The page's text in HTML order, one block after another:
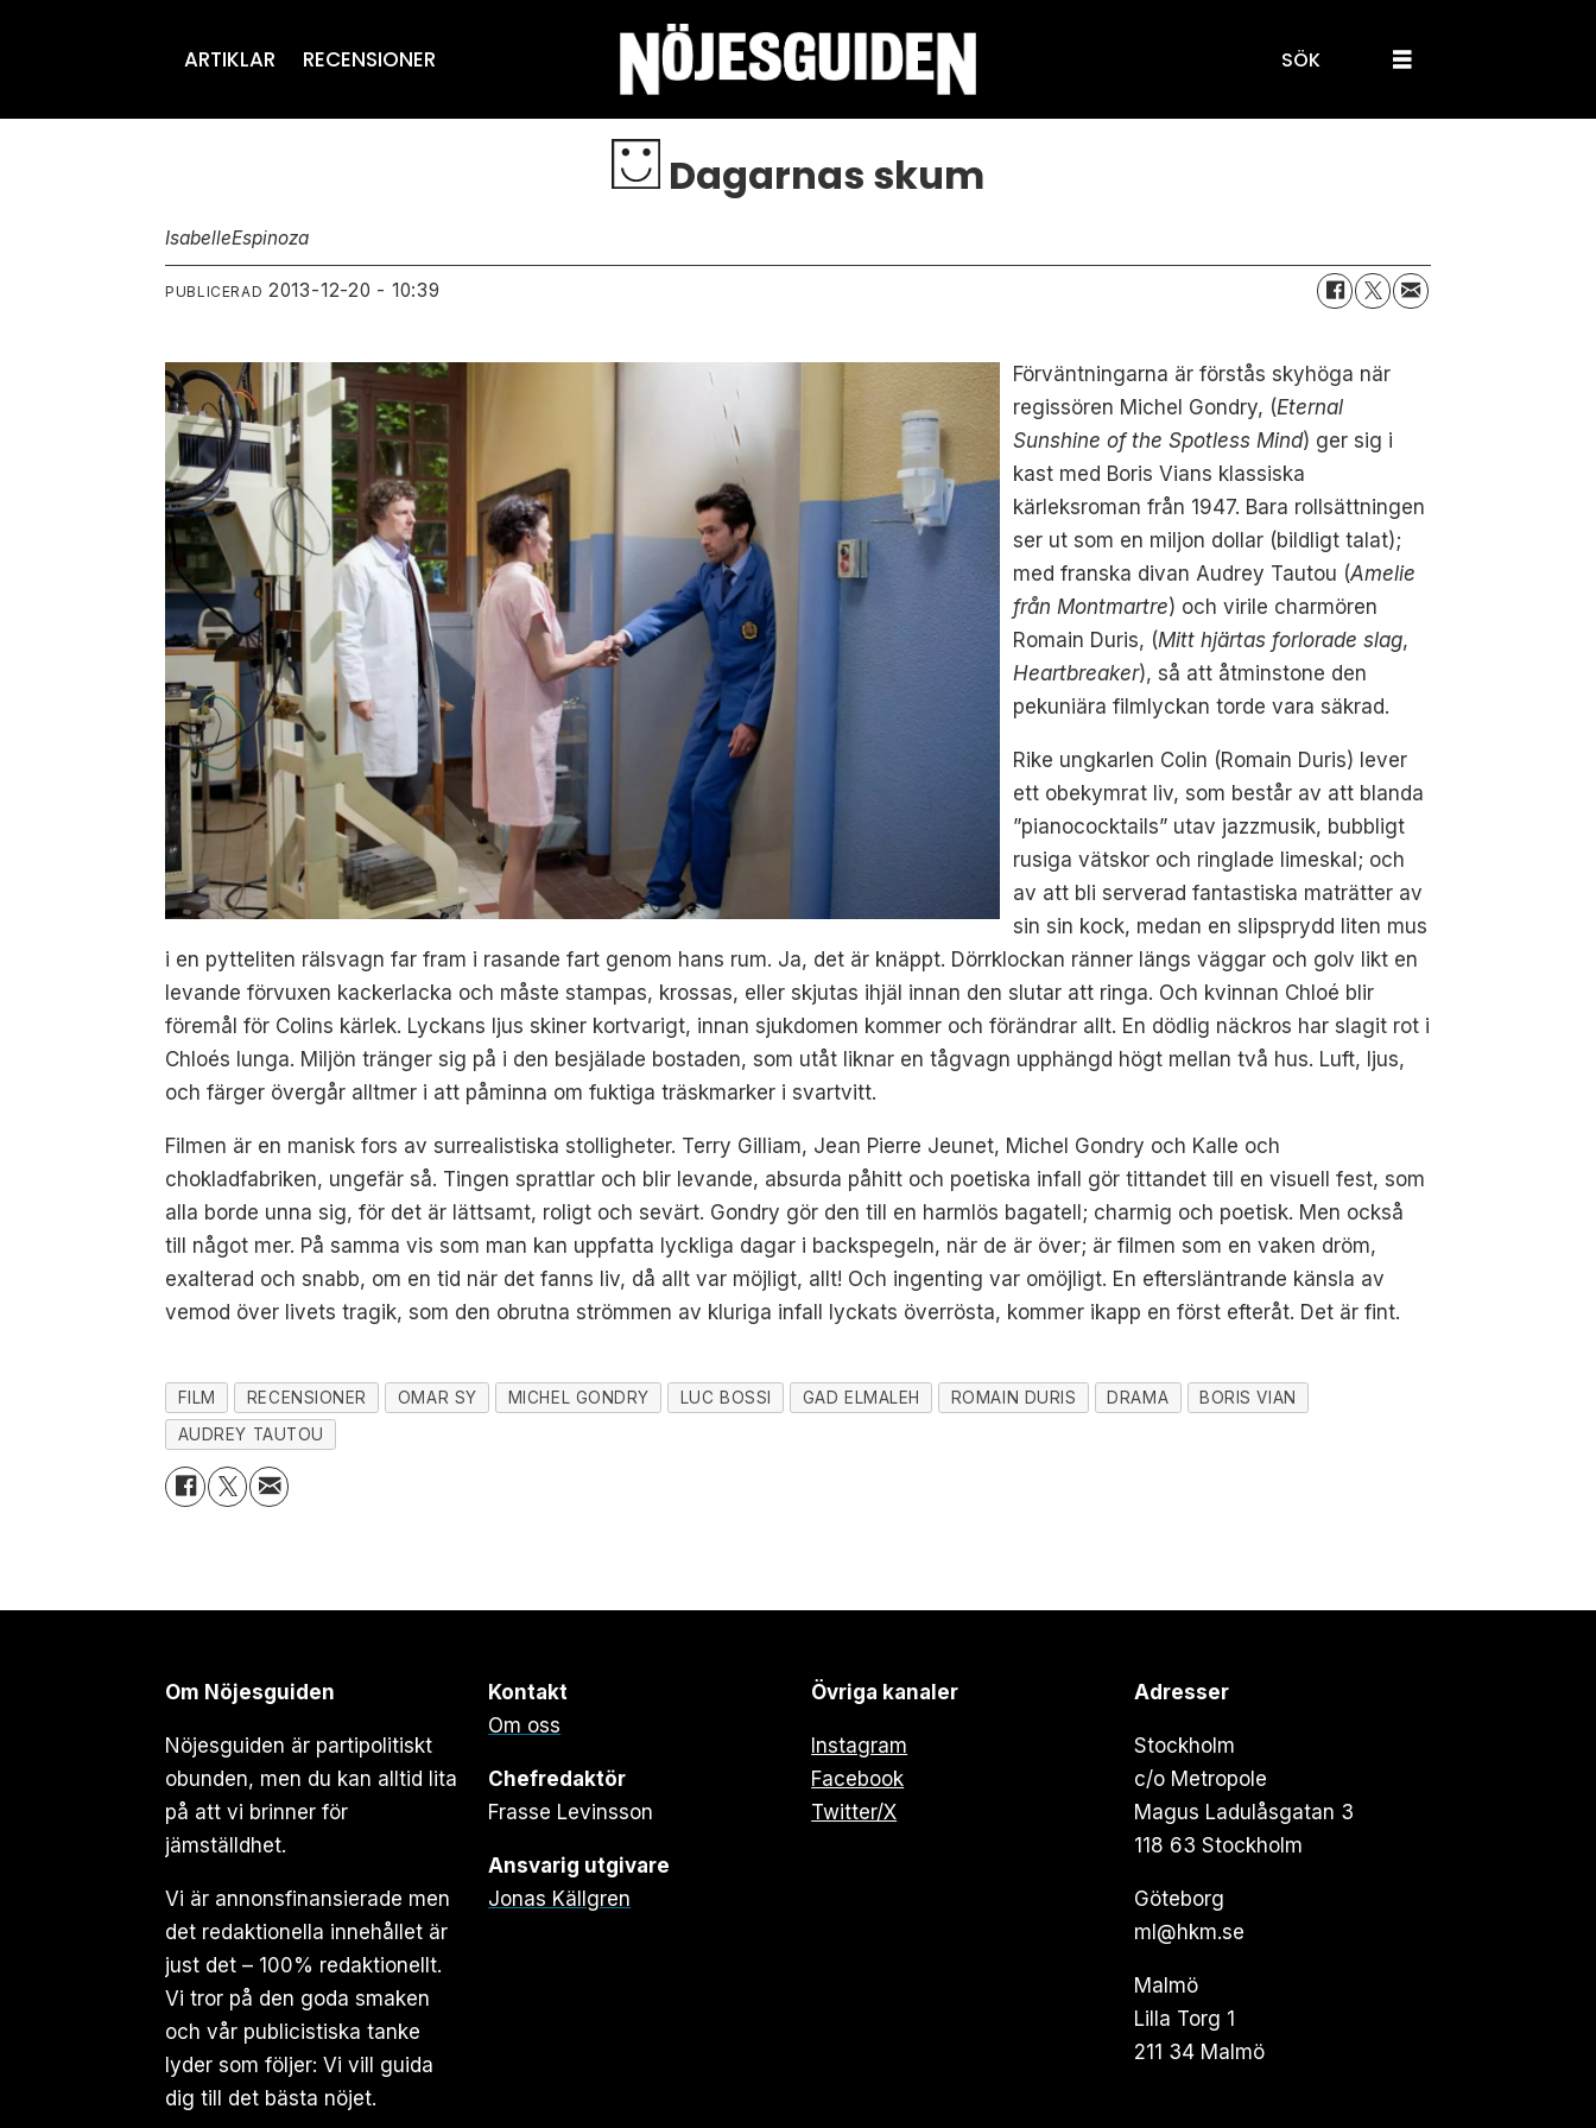
ARTIKLAR RECENSIONER SÖK
Dagarnas skum
IsabelleEspinoza
PUBLICERAD 2013-12-20 - 10:39
Förväntningarna är förstås skyhöga när
regissören Michel Gondry, (Eternal
Sunshine of the Spotless Mind) ger sig i
kast med Boris Vians klassiska
kärleksroman från 1947. Bara rollsättningen
ser ut som en miljon dollar (bildligt talat);
med franska divan Audrey Tautou (Amelie
från Montmartre) och virile charmören
Romain Duris, (Mitt hjärtas forlorade slag,
Heartbreaker), så att åtminstone den
pekuniära filmlyckan torde vara säkrad.
Rike ungkarlen Colin (Romain Duris) lever
ett obekymrat liv, som består av att blanda
”pianococktails” utav jazzmusik, bubbligt
rusiga vätskor och ringlade limeskal; och
av att bli serverad fantastiska maträtter av
sin sin kock, medan en slipsprydd liten mus
i en pytteliten rälsvagn far fram i rasande fart genom hans rum. Ja, det är knäppt. Dörrklockan ränner längs väggar och golv likt en
levande förvuxen kackerlacka och måste stampas, krossas, eller skjutas ihjäl innan den slutar att ringa. Och kvinnan Chloé blir
föremål för Colins kärlek. Lyckans ljus skiner kortvarigt, innan sjukdomen kommer och förändrar allt. En dödlig näckros har slagit rot i
Chloés lunga. Miljön tränger sig på i den besjälade bostaden, som utåt liknar en tågvagn upphängd högt mellan två hus. Luft, ljus,
och färger övergår alltmer i att påminna om fuktiga träskmarker i svartvitt.
Filmen är en manisk fors av surrealistiska stolligheter. Terry Gilliam, Jean Pierre Jeunet, Michel Gondry och Kalle och
chokladfabriken, ungefär så. Tingen sprattlar och blir levande, absurda påhitt och poetiska infall gör tittandet till en visuell fest, som
alla borde unna sig, för det är lättsamt, roligt och sevärt. Gondry gör den till en harmlös bagatell; charmig och poetisk. Men också
till något mer. På samma vis som man kan uppfatta lyckliga dagar i backspegeln, när de är över; är filmen som en vaken dröm,
exalterad och snabb, om en tid när det fanns liv, då allt var möjligt, allt! Och ingenting var omöjligt. En eftersläntrande känsla av
vemod över livets tragik, som den obrutna strömmen av kluriga infall lyckats överrösta, kommer ikapp en först efteråt. Det är fint.
FILM RECENSIONER OMAR SY MICHEL GONDRY LUC BOSSI GAD ELMALEH ROMAIN DURIS DRAMA
BORIS VIAN
AUDREY TAUTOU
Om Nöjesguiden
Nöjesguiden är partipolitiskt
obunden, men du kan alltid lita
på att vi brinner för
jämställdhet.
Vi är annonsfinansierade men
det redaktionella innehållet är
just det – 100% redaktionellt.
Vi tror på den goda smaken
och vår publicistiska tanke
lyder som följer: Vi vill guida
dig till det bästa nöjet.
Kontakt
Om oss
Chefredaktör
Frasse Levinsson
Ansvarig utgivare
Jonas Källgren
Övriga kanaler
Instagram
Facebook
Twitter/X
Adresser
Stockholm
c/o Metropole
Magus Ladulåsgatan 3
118 63 Stockholm
Göteborg
ml@hkm.se
Malmö
Lilla Torg 1
211 34 Malmö